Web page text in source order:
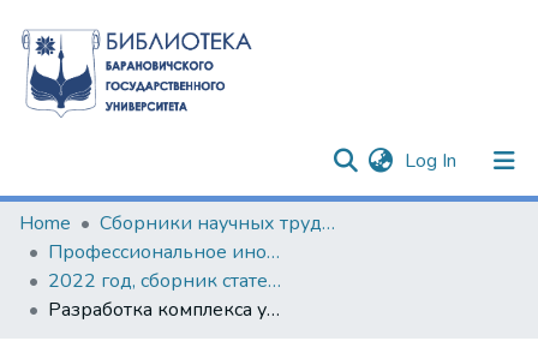
Log In (current)
Communities & Collections
All of DSpace
Statistics
Home
Сборники научных трудов
Профессиональное иноязычное образование в контексте инноваций XXI века
2022 год, сборник статей по результатам II Научно-практического семинара с международным участием
Разработка комплекса упражнений как средство развития профессиональных компетенций студентов в рамках проведения научных исследований (на примере комплекса для формирования речевых лексических навыков обучающихся)